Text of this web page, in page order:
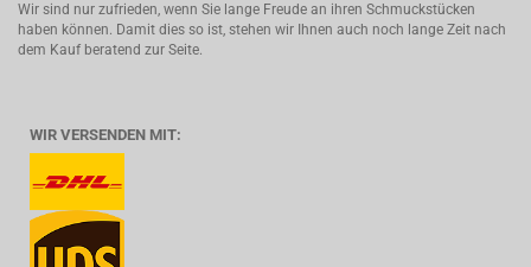
Wir sind nur zufrieden, wenn Sie lange Freude an ihren Schmuckstücken
haben können. Damit dies so ist, stehen wir Ihnen auch noch lange Zeit nach
dem Kauf beratend zur Seite.
WIR VERSENDEN MIT: